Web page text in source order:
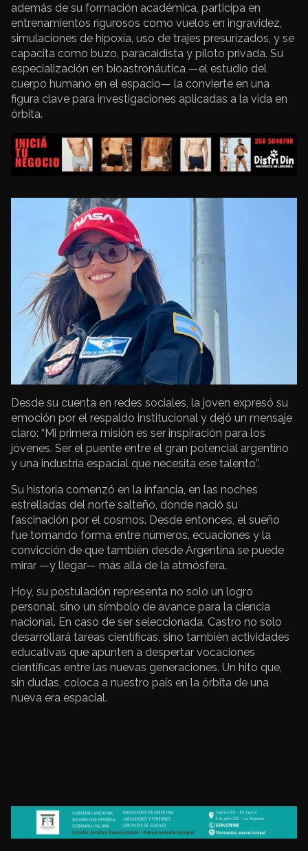
además de su formación académica, participa en
entrenamientos rigurosos como vuelos en ingravidez,
simulaciones de hipoxia, uso de trajes presurizados, y se
capacita como buzo, paracaidista y piloto privada. Su
especialización en bioastronáutica —el estudio del
cuerpo humano en el espacio— la convierte en una
figura clave para investigaciones aplicadas a la vida en
órbita.
Desde su cuenta en redes sociales, la joven expresó su
emoción por el respaldo institucional y dejó un mensaje
claro: “Mi primera misión es ser inspiración para los
jóvenes. Ser el puente entre el gran potencial argentino
y una industria espacial que necesita ese talento”.
Su historia comenzó en la infancia, en las noches
estrelladas del norte salteño, donde nació su
fascinación por el cosmos. Desde entonces, el sueño
fue tomando forma entre números, ecuaciones y la
convicción de que también desde Argentina se puede
mirar —y llegar— más allá de la atmósfera.
Hoy, su postulación representa no solo un logro
personal, sino un símbolo de avance para la ciencia
nacional. En caso de ser seleccionada, Castro no solo
desarrollará tareas científicas, sino también actividades
educativas que apunten a despertar vocaciones
científicas entre las nuevas generaciones. Un hito que,
sin dudas, coloca a nuestro país en la órbita de una
nueva era espacial.